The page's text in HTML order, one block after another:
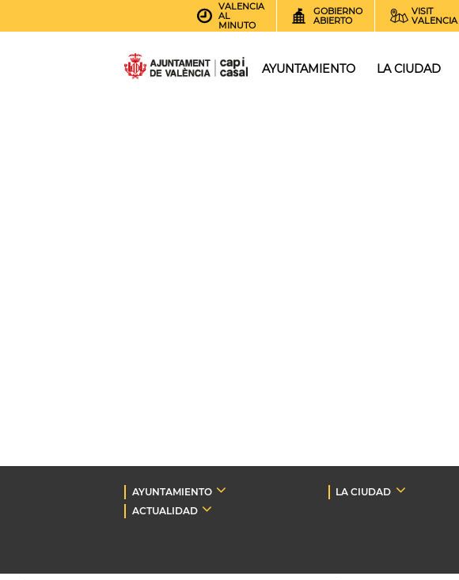
VALENCIA
AL
MINUTO
GOBIERNO
ABIERTO
VISIT
VALENCIA
AYUNTAMIENTO LA CIUDAD
AYUNTAMIENTO LA CIUDAD
ACTUALIDAD